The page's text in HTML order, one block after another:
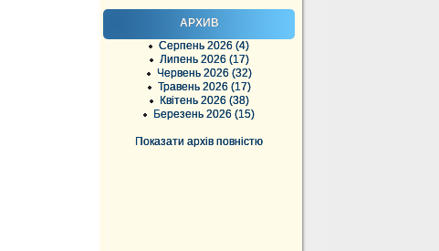
АРХИВ
Серпень 2026 (4)
Липень 2026 (17)
Червень 2026 (32)
Травень 2026 (17)
Квітень 2026 (38)
Березень 2026 (15)
Показати архів повністю